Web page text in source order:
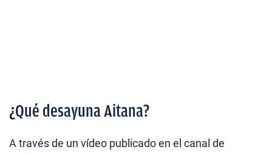
¿Qué desayuna Aitana?
A través de un vídeo publicado en el canal de